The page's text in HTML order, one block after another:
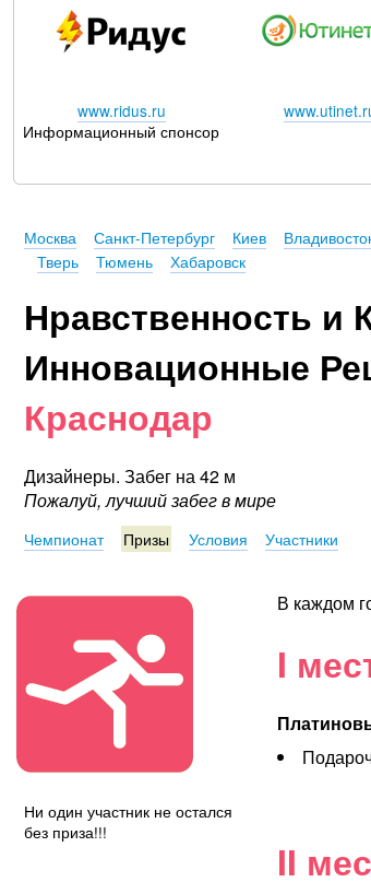
www.ridus.ru
Информационный спонсор
Москва Санкт-Петербург Киев
Тверь
Тюмень Хабаровск
Нравственность и
Инновационные
Краснодар
Дизайнеры. Забег на 42 м
Пожалуй, лучший забег в мире
Чемпионат Призы Условия Участники
Ни один участник не остался
без приза!!!
В каждом
I
II